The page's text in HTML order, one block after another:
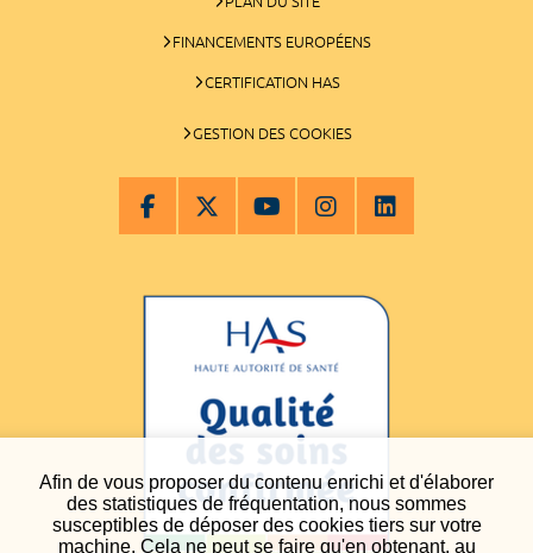
Afin de vous proposer du contenu enrichi et d'élaborer
des statistiques de fréquentation, nous sommes
susceptibles de déposer des cookies tiers sur votre
machine. Cela ne peut se faire qu'en obtenant, au
FINANCEMENTS EUROPÉENS
CERTIFICATION HAS
GESTION DES COOKIES